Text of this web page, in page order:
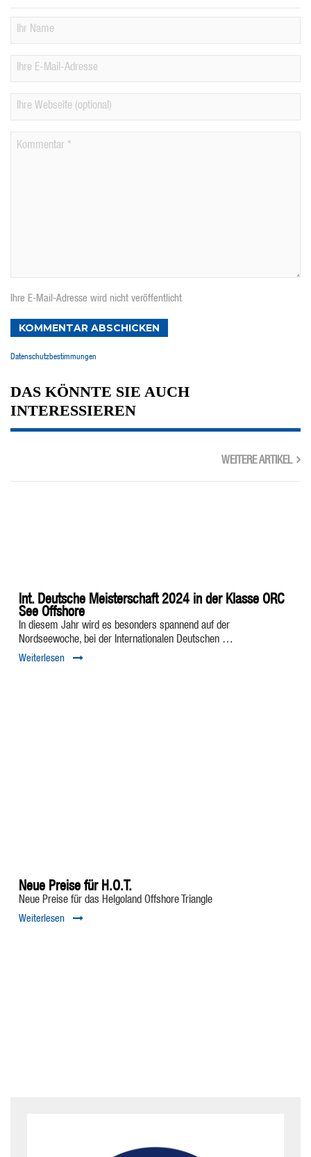
Ihre E-Mail-Adresse wird nicht veröffentlicht
KOMMENTAR ABSCHICKEN
Datenschutzbestimmungen
DAS KÖNNTE SIE AUCH
INTERESSIEREN
WEITERE ARTIKEL
Int. Deutsche Meisterschaft 2024 in der Klasse ORC
See Offshore
In diesem Jahr wird es besonders spannend auf der
Nordseewoche, bei der Internationalen Deutschen …
Weiterlesen
Neue Preise für H.O.T.
Neue Preise für das Helgoland Offshore Triangle
Weiterlesen